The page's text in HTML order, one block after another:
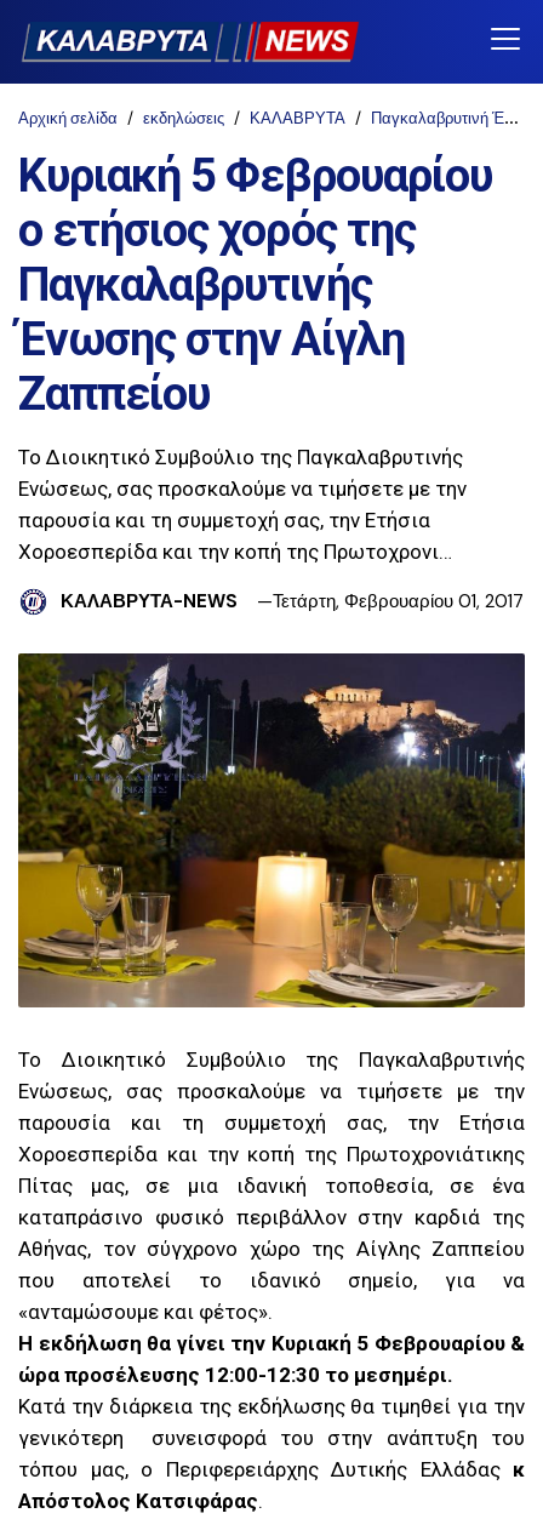
Αρχική σελίδα εκδηλώσεις ΚΑΛΑΒΡΥΤΑ Παγκαλαβρυτινή Ένωση
Κυριακή 5 Φεβρουαρίου
ο ετήσιος χορός της
Παγκαλαβρυτινής
Ένωσης στην Αίγλη
Ζαππείου
Το Διοικητικό Συμβούλιο της Παγκαλαβρυτινής
Ενώσεως, σας προσκαλούμε να τιμήσετε με την
παρουσία και τη συμμετοχή σας, την Ετήσια
Χοροεσπερίδα και την κοπή της Πρωτοχρονι…
ΚΑΛΑΒΡΥΤΑ-NEWS Τετάρτη, Φεβρουαρίου 01, 2017
Το Διοικητικό Συμβούλιο της Παγκαλαβρυτινής
Ενώσεως, σας προσκαλούμε να τιμήσετε με την
παρουσία και τη συμμετοχή σας, την Ετήσια
Χοροεσπερίδα και την κοπή της Πρωτοχρονιάτικης
Πίτας μας, σε μια ιδανική τοποθεσία, σε ένα
καταπράσινο φυσικό περιβάλλον στην καρδιά της
Αθήνας, τον σύγχρονο χώρο της Αίγλης Ζαππείου
που αποτελεί το ιδανικό σημείο, για να
«ανταμώσουμε και φέτος».
Η εκδήλωση θα γίνει την Κυριακή 5 Φεβρουαρίου &
ώρα προσέλευσης 12:00-12:30 το μεσημέρι.
Κατά την διάρκεια της εκδήλωσης θα τιμηθεί για την
γενικότερη συνεισφορά του στην ανάπτυξη του
τόπου μας, ο Περιφερειάρχης Δυτικής Ελλάδαςκ
Απόστολος Κατσιφάρας.